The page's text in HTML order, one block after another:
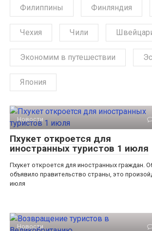
Филиппины Финляндия
Чехия Чили
Экономим в путешествии
Япония
Новости
Пхукет откроется для
иностранных туристов 1 июля
Пхукет откроется для иностранных граждан.
объявило правительство страны, это
июля
Новости